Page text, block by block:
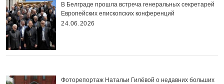
В Белграде прошла встреча генеральных секретарей
Европейских епископских конференций
24.06.2026
Фоторепортаж Натальи Гилёвой о недавних больших